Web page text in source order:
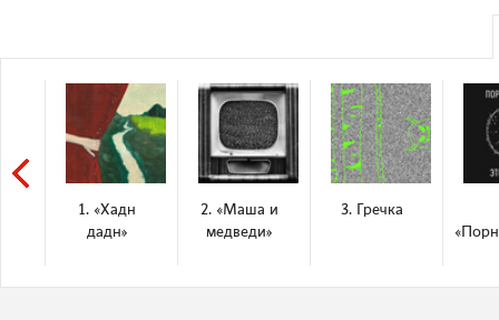
1. «Хадн
дадн»
2. «Маша и
медведи»
3. Гречка